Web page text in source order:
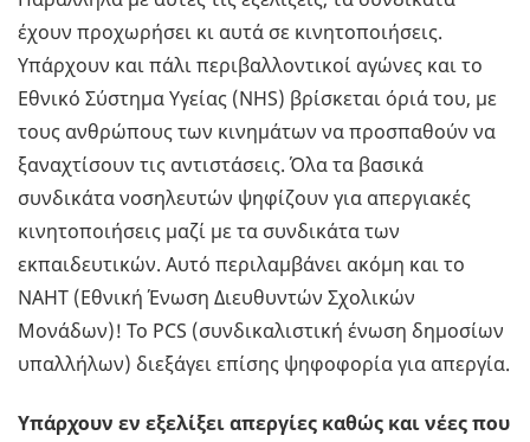
έχουν προχωρήσει κι αυτά σε κινητοποιήσεις.
Υπάρχουν και πάλι περιβαλλοντικοί αγώνες και το
Εθνικό Σύστημα Υγείας (NHS) βρίσκεται όριά του, με
τους ανθρώπους των κινημάτων να προσπαθούν να
ξαναχτίσουν τις αντιστάσεις. Όλα τα βασικά
συνδικάτα νοσηλευτών ψηφίζουν για απεργιακές
κινητοποιήσεις μαζί με τα συνδικάτα των
εκπαιδευτικών. Αυτό περιλαμβάνει ακόμη και το
NAHT (Εθνική Ένωση Διευθυντών Σχολικών
Μονάδων)! Το PCS (συνδικαλιστική ένωση δημοσίων
υπαλλήλων) διεξάγει επίσης ψηφοφορία για απεργία.
Υπάρχουν εν εξελίξει απεργίες καθώς και νέες που